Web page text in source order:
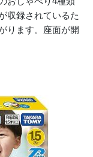
収録されているた
ります。座面が開